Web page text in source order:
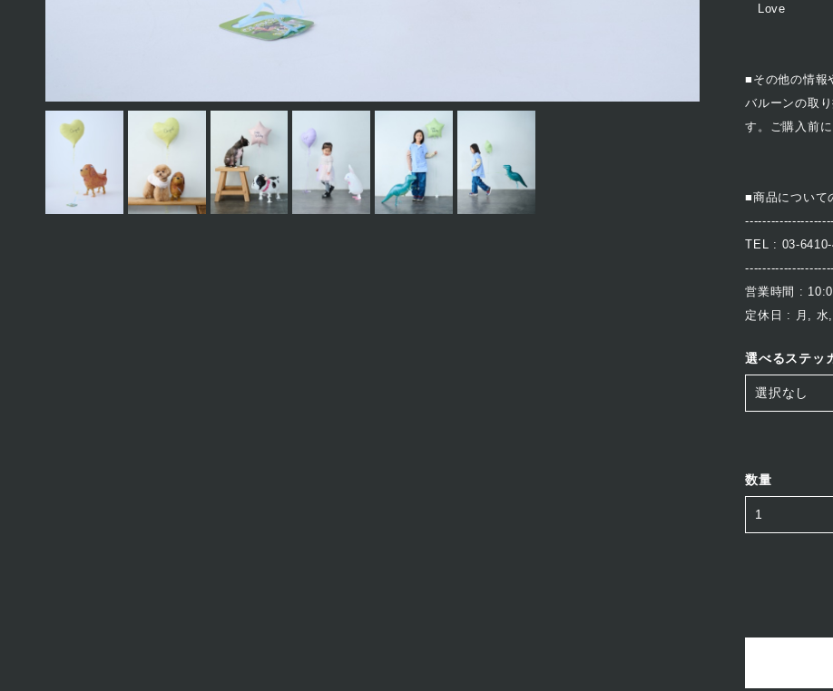
Love
■その他の情報
バルーンの取
す。ご購入前
■商品について
---------------------
TEL : 03-
---------------------
営業時間 :
定休日 : 月, 水,
選べるステッ
数量